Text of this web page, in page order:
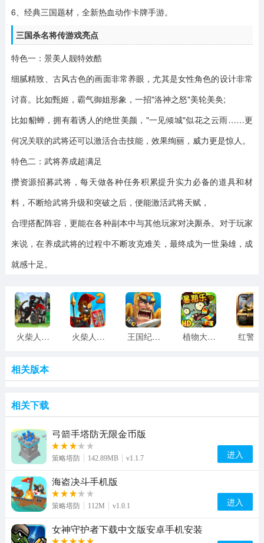
6、经典三国题材，全新热血动作卡牌手游。
三国杀名将传游戏亮点
特色一：景美人靓特效酷
细腻精致、古风古色的画面非常养眼，尤其是女性角色的设计非常
讨喜。比如甄姬，霸气御姐形象，一招"洛神之怒"美轮美奂;
比如貂蝉，拥有着诱人的绝世美颜，"一见倾城"似花之云雨……更
何况关联的武将还可以激活合击技能，效果绚丽，威力更是惊人。
特色二：武将养成超满足
攒资源招募武将，每天做各种任务积累提升实力必备的道具和材
料，不断给武将升级和突破之后，便能激活武将天赋，
合理搭配阵容，更能在各种副本中与其他玩家对决厮杀。对于玩家
来说，在养成武将的过程中不断攻克难关，最终成为一世枭雄，成
就感十足。
火柴人战争2正版下载 火柴人帝国大战游戏 王国纪元正版 植物大战僵尸2国际版修改版最新版本
相关版本
相关下载
弓箭手塔防无限金币版
策略塔防 142.89MB v1.1.7 进入
海盗决斗手机版
策略塔防 112M v1.0.1 进入
女神守护者下载中文版安卓手机安装